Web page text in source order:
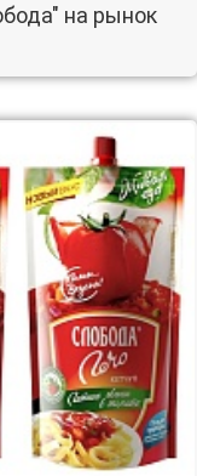
на рынок